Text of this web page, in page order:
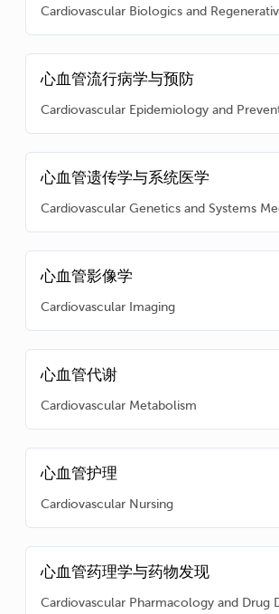
Cardiovascular Biologics and
心血管流行病学与预防
Cardiovascular Epidemiology and
心血管遗传学与系统医学
Cardiovascular Genetics and Systems
心血管影像学
Cardiovascular Imaging
心血管代谢
Cardiovascular Metabolism
心血管护理
Cardiovascular Nursing
心血管药理学与药物发现
Cardiovascular Pharmacology and Drug